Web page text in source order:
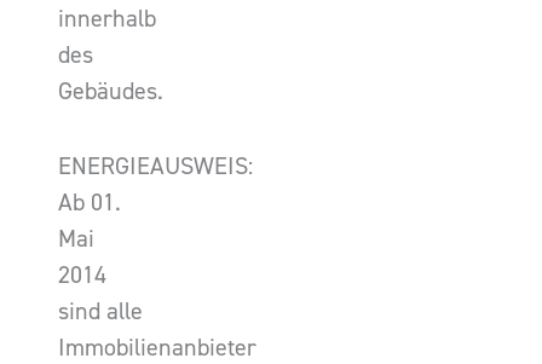
innerhalb
des
Gebäudes.
ENERGIEAUSWEIS:
Ab 01.
Mai
2014
sind alle
Immobilienanbieter